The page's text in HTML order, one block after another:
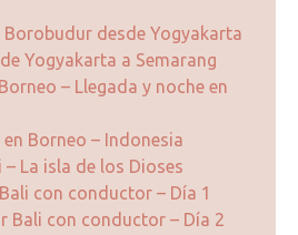
Borobudur desde Yogyakarta
Yogyakarta a Semarang
– Llegada y noche en
Borneo – Indonesia
– La isla de los Dioses
con conductor – Día 1
Bali con conductor – Día 2